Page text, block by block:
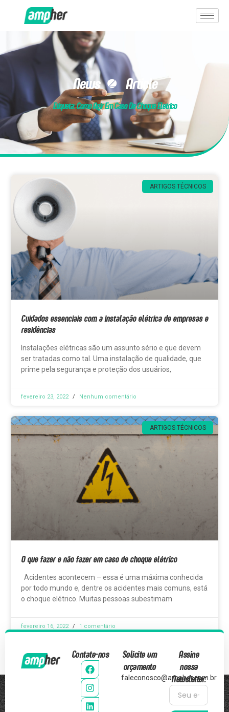
News & Article
Etiqueta: Como Agir Em Caso De Choque Eletrico
ARTIGOS TÉCNICOS
Cuidados essenciais com a instalação elétrica de empresas e
residências
Instalações elétricas são um assunto sério e que devem
ser tratadas como tal. Uma instalação de qualidade, que
prime pela segurança e proteção dos usuários,
fevereiro 23, 2022 Nenhum comentário
ARTIGOS TÉCNICOS
O que fazer e não fazer em caso de choque elétrico
Acidentes acontecem – essa é uma máxima conhecida
por todo mundo e, dentre os acidentes mais comuns, está
o choque elétrico. Muitas pessoas subestimam
fevereiro 16, 2022 1 comentário
Contate-nos
Solicite um
orçamento
faleconosco@ampher.com.br
Assine
nossa
Newsletter: